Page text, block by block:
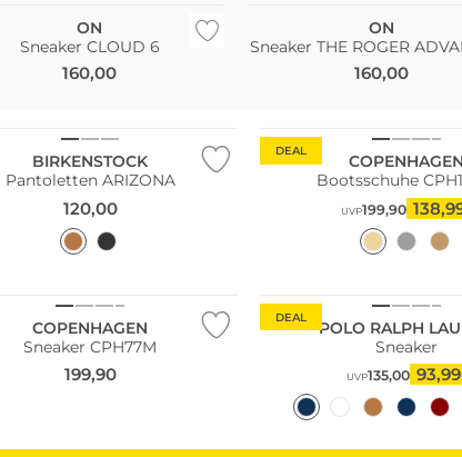
ON
Sneaker CLOUD 6
160,00
ON
Sneaker THE ROGER
160,00
BIRKENSTOCK
Pantoletten ARIZONA
120,00
DEAL
COPENHAGEN
Bootsschuhe
UVP199,90
COPENHAGEN
Sneaker CPH77M
199,90
DEAL
POLO RALPH
Sneaker
UVP135,00 93,99